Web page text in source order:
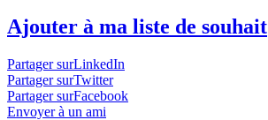
Ajouter à ma liste de souhait
Partager surLinkedIn
Partager surTwitter
Partager surFacebook
Envoyer à un ami